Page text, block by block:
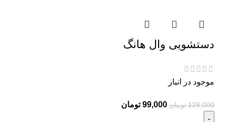
دستشویی وال هانگ
موجود در انبار
128,000 تومان 99,000 تومان